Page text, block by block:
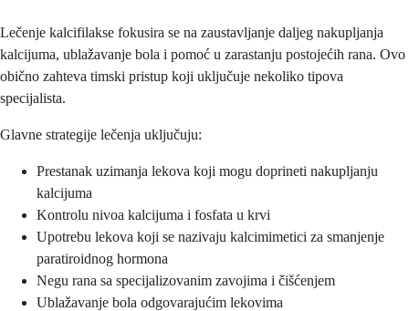
Lečenje kalcifilakse fokusira se na zaustavljanje daljeg nakupljanja
kalcijuma, ublažavanje bola i pomoć u zarastanju postojećih rana. Ovo
obično zahteva timski pristup koji uključuje nekoliko tipova
specijalista.
Glavne strategije lečenja uključuju:
Prestanak uzimanja lekova koji mogu doprineti nakupljanju
kalcijuma
Kontrolu nivoa kalcijuma i fosfata u krvi
Upotrebu lekova koji se nazivaju kalcimimetici za smanjenje
paratiroidnog hormona
Negu rana sa specijalizovanim zavojima i čišćenjem
Ublažavanje bola odgovarajućim lekovima